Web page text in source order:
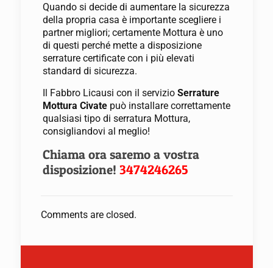
Quando si decide di aumentare la sicurezza
della propria casa è importante scegliere i
partner migliori; certamente Mottura è uno
di questi perché mette a disposizione
serrature certificate con i più elevati
standard di sicurezza.
Il Fabbro Licausi con il servizio Serrature
Mottura Civate può installare correttamente
qualsiasi tipo di serratura Mottura,
consigliandovi al meglio!
Chiama ora saremo a vostra
disposizione! 3474246265
Comments are closed.